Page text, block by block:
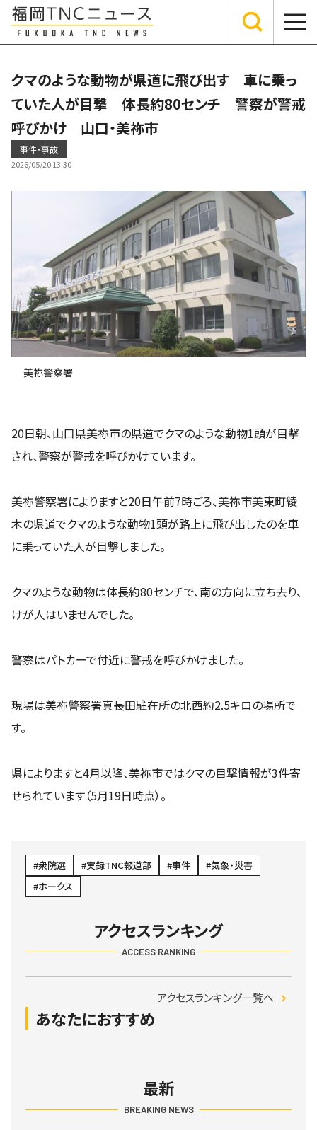
クマのような動物が県道に飛び出す 車に乗っ
ていた人が目撃 体長約80センチ 警察が警戒
呼びかけ 山口・美祢市
事件・事故
2026/05/20 13:30
美祢警察署
20日朝、山口県美祢市の県道でクマのような動物1頭が目撃
され、警察が警戒を呼びかけています。
美祢警察署によりますと20日午前7時ごろ、美祢市美東町綾
木の県道でクマのような動物1頭が路上に飛び出したのを車
に乗っていた人が目撃しました。
クマのような動物は体長約80センチで、南の方向に立ち去り、
けが人はいませんでした。
警察はパトカーで付近に警戒を呼びかけました。
現場は美祢警察署真長田駐在所の北西約2.5キロの場所で
す。
県によりますと4月以降、美祢市ではクマの目撃情報が3件寄
せられています（5月19日時点）。
衆院選 実録TNC報道部 事件
気象・災害
ホークス
アクセスランキング
ACCESS RANKING
アクセスランキング一覧へ
あなたにおすすめ
最新
BREAKING NEWS